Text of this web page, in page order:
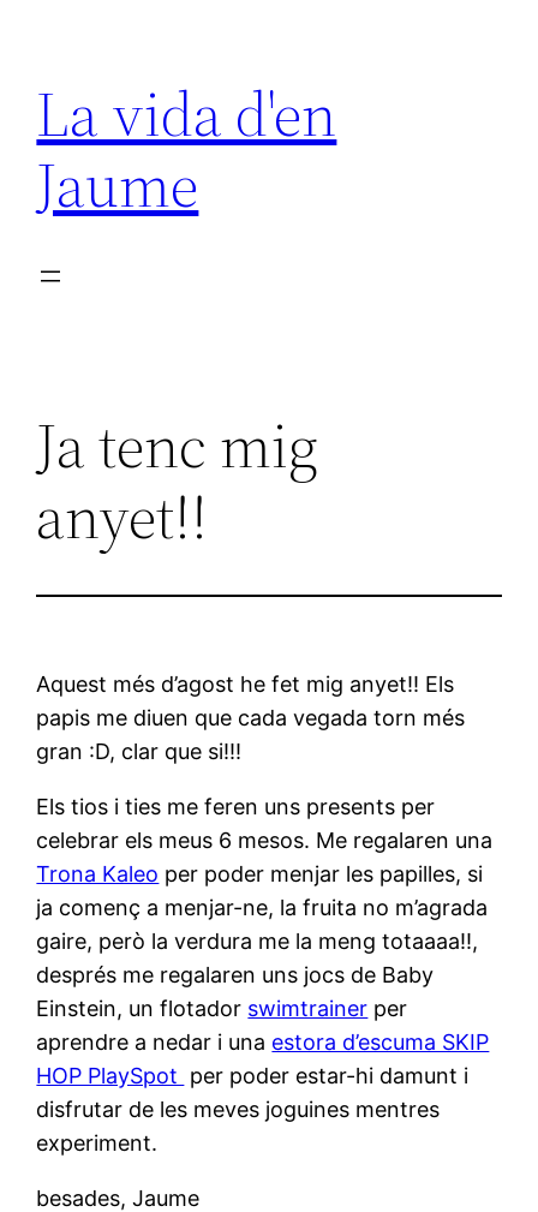
contingut
La vida d'en
Jaume
Ja tenc mig
anyet!!
Aquest més d’agost he fet mig anyet!! Els
papis me diuen que cada vegada torn més
gran :D, clar que si!!!
Els tios i ties me feren uns presents per
celebrar els meus 6 mesos. Me regalaren una
Trona Kaleo per poder menjar les papilles, si
ja començ a menjar-ne, la fruita no m’agrada
gaire, però la verdura me la meng totaaaa!!,
després me regalaren uns jocs de Baby
Einstein, un flotador swimtrainer per
aprendre a nedar i una estora d’escuma SKIP
HOP PlaySpot per poder estar-hi damunt i
disfrutar de les meves joguines mentres
experiment.
besades, Jaume